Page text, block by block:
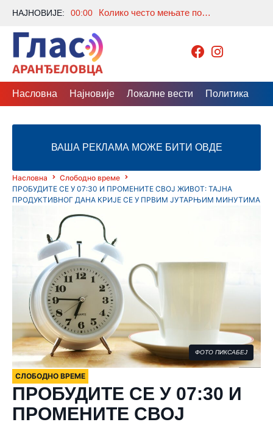
НАЈНОВИЈЕ: 00:00 Колико често мењате постељину? Многи праве исту грешку, а стручњаци откривају колико је заиста потребно
Насловна Најновије Локалне вести Политика
ВАША РЕКЛАМА МОЖЕ БИТИ ОВДЕ
Насловна
Слободно време
ПРОБУДИТЕ СЕ У 07:30 И ПРОМЕНИТЕ СВОЈ ЖИВОТ: ТАЈНА
ПРОДУКТИВНОГ ДАНА КРИЈЕ СЕ У ПРВИМ ЈУТАРЊИМ МИНУТИМА
ФОТО ПИКСАБЕЈ
СЛОБОДНО ВРЕМЕ
ПРОБУДИТЕ СЕ У 07:30 И
ПРОМЕНИТЕ СВОЈ